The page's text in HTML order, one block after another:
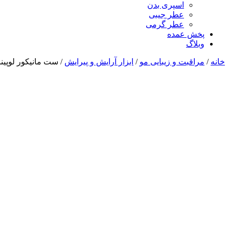
اسپری بدن
عطر جیبی
عطر گرمی
پخش عمده
وبلاگ
خانه / مراقبت و زیبایی مو / ابزار آرایش و پیرایش / ست مانیکور لوپینا ۲۸